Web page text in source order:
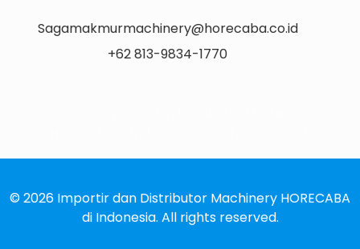
Sagamakmurmachinery@horecaba.co.id
+62 813-9834-1770
© 2026 Importir dan Distributor Machinery HORECABA
di Indonesia. All rights reserved.